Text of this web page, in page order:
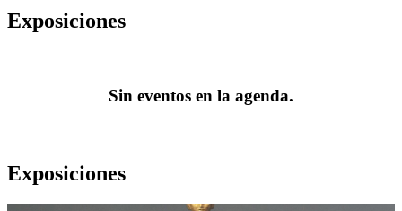
Exposiciones
Sin eventos en la agenda.
Exposiciones